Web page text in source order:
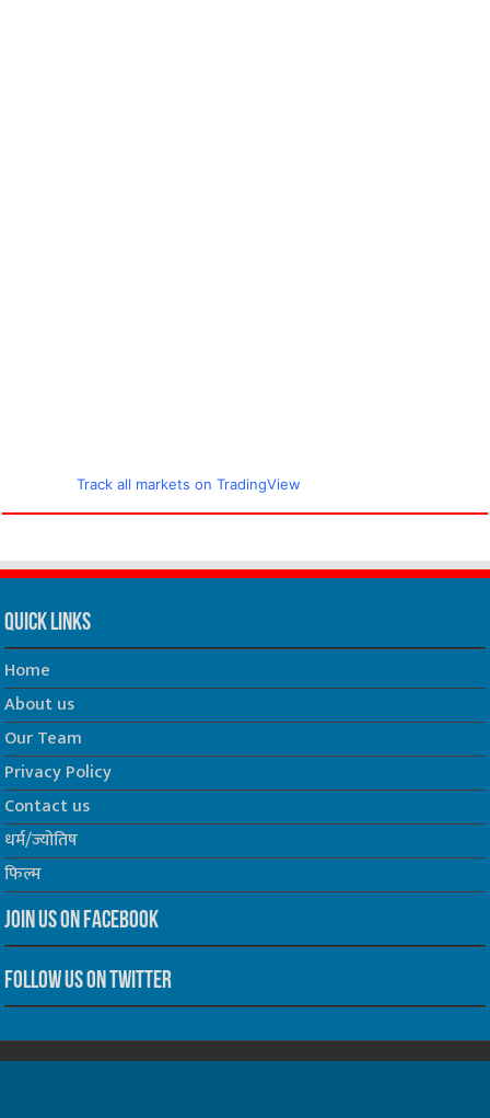
Track all markets on TradingView
Quick Links
Home
About us
Our Team
Privacy Policy
Contact us
धर्म/ज्योतिष
फिल्म
Join us on Facebook
Follow us on Twitter